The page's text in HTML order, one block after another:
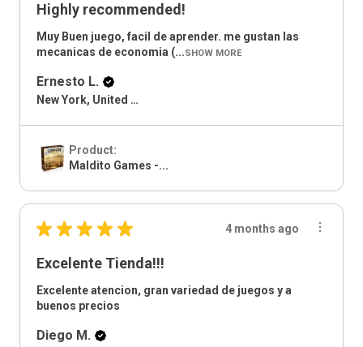
Highly recommended!
Muy Buen juego, facil de aprender. me gustan las
mecanicas de economia (...SHOW MORE
Ernesto L.
New York, United States
Product:
Maldito Games -...
★ ★ ★ ★ ★ 4 months ago
Excelente Tienda!!!
Excelente atencion, gran variedad de juegos y a
buenos precios
Diego M.